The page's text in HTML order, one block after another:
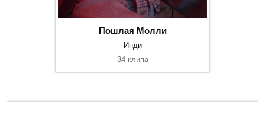
Пошлая Молли
Инди
34 клипа